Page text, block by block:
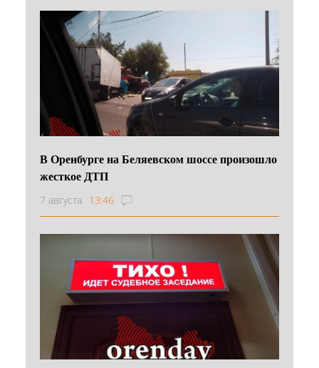
В Оренбурге на Беляевском шоссе произошло
жесткое ДТП
7 августа 13:46